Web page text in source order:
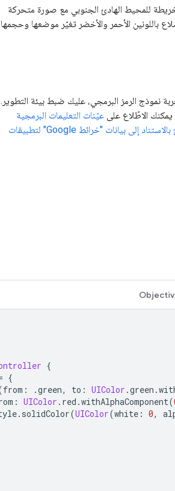
للمحيط الهادئ الجنوبي مع صورة متحركة
باللونين الأحمر والأخضر تغيّر موضعها
نموذج الرمز البرمجي، عليك ضبط بيئة التطوير.
يمكنك الاطّلاع على عيّنات التعليمات البرمجية
لحزمة تطوير البرامج بالاستناد إلى بيانات "خرائط Google" لتطبيقات
{
{
from : .green, to : UIColor .green .
: UIColor . red .withAlphaComponent(
. solidColor(UIColor(white : 0,